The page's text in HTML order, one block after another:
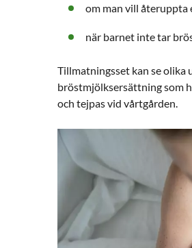
om man vill återuppta
när barnet inte tar
Tillmatningsset kan se olika
bröstmjölksersättning som
och tejpas vid vårtgården.